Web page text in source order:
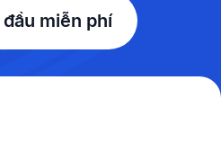
đầu miễn phí